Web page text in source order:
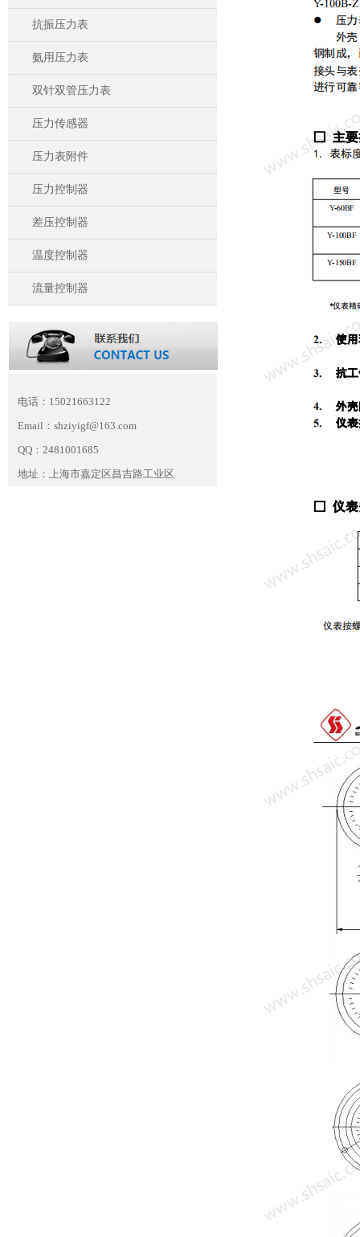
抗振压力表
氨用压力表
双针双管压力表
压力传感器
压力表附件
压力控制器
差压控制器
温度控制器
流量控制器
电话：15021663122
Email：shziyigf@163.com
QQ：2481001685
地址：上海市嘉定区昌吉路工业区